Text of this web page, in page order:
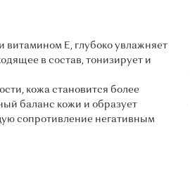
витамином Е, глубоко увлажняет
в состав, тонизирует и
кожа становится более
баланс кожи и образует
сопротивление негативным